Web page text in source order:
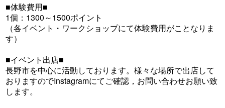
■体験費用■
1個：1300～1500ポイント
（各イベント・ワークショップにて体験費用がことなりま
す）
■イベント出店■
長野市を中心に活動しております。様々な場所で出店して
おりますのでInstagramにてご確認，お問い合わせお願い致
します。